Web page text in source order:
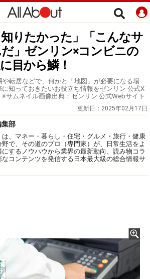
知りたかった」「こんなサ
」ゼンリン×コンビニの
目から鱗！
や転居などで、何かと「地図」が必要になる場
知っておきたいお役立ち情報をゼンリン 公式X
サムネイル画像出典：ゼンリン 公式Webサイト
更新日： 2025年02月17日
部
は、マネー・暮らし・住宅・グルメ・旅行・健康
野で、その道のプロ（専門家）が、日常生活をよ
にするノウハウから業界の最新動向、読み物コラ
なコンテンツを発信する日本最大級の総合情報サ